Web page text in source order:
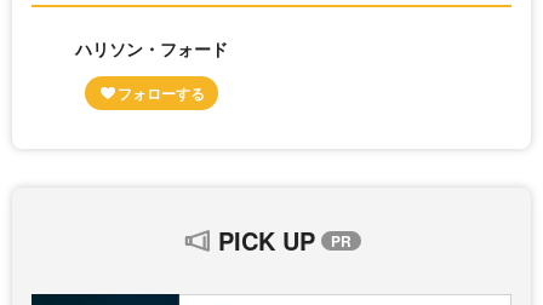
ハリソン・フォード
PICK UP